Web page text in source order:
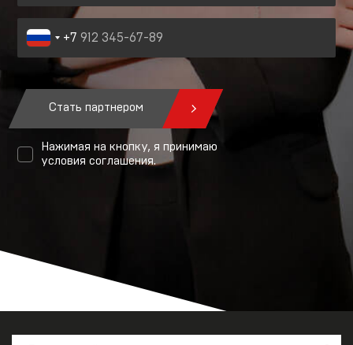
+7
Стать партнером
Нажимая на кнопку, я принимаю
условия соглашения.